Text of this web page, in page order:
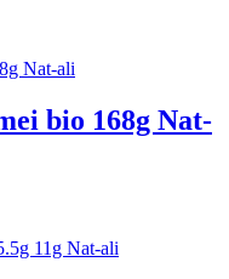
bio 168g Nat-